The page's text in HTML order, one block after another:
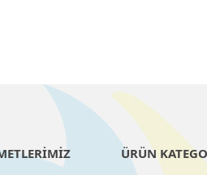
ÜRÜN